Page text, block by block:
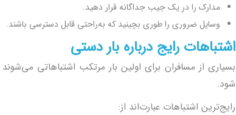
مدارک را در یک جیب جداگانه قرار دهید.
وسایل ضروری را طوری بچینید که به‌راحتی قابل دسترسی باشند.
اشتباهات رایج درباره بار دستی
بسیاری از مسافران برای اولین بار مرتکب اشتباهاتی
شود.
رایج‌ترین اشتباهات عبارت‌اند از: